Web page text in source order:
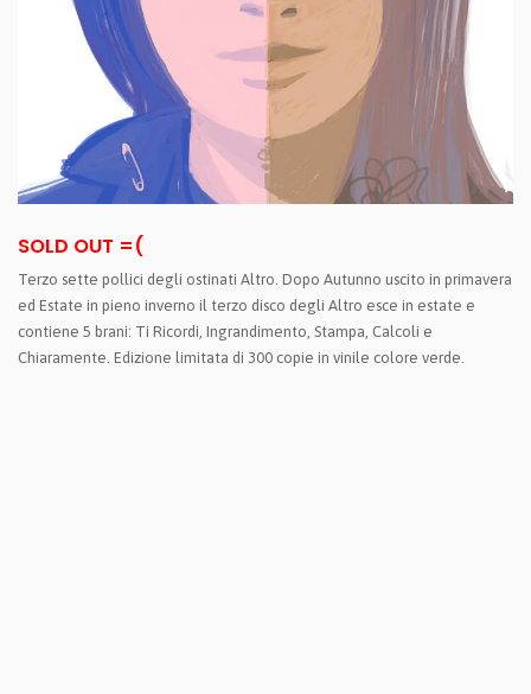
SOLD OUT =(
Terzo sette pollici degli ostinati Altro. Dopo Autunno uscito in primavera
ed Estate in pieno inverno il terzo disco degli Altro esce in estate e
contiene 5 brani: Ti Ricordi, Ingrandimento, Stampa, Calcoli e
Chiaramente. Edizione limitata di 300 copie in vinile colore verde.